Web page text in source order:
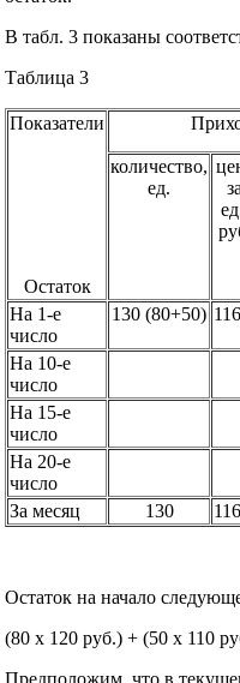
В табл. 3 показаны
Таблица 3
Показатели
Остаток
количество,
ед.
за
На 1-е
число
130 (80+50)
На 10-е
число
На 15-е
число
На 20-е
число
За месяц 130
Остаток на начало
(80 x 120 руб.) + (50 x 110
Предположим, что в